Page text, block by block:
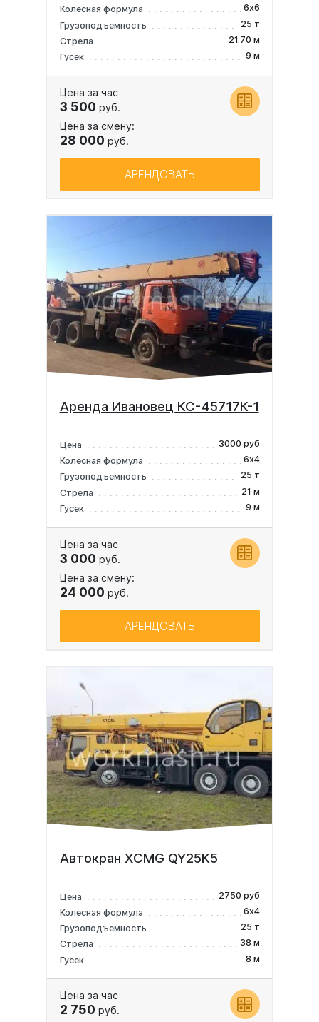
Колесная формула
6х6
Грузоподъемность
25 т
Стрела
21.70 м
Гусек
9 м
Цена за час
3 500 руб.
Цена за смену:
28 000 руб.
АРЕНДОВАТЬ
Аренда Ивановец КС-45717К-1
Цена
3000 руб
Колесная формула
6х4
Грузоподъемность
25 т
Стрела
21 м
Гусек
9 м
Цена за час
3 000 руб.
Цена за смену:
24 000 руб.
АРЕНДОВАТЬ
Автокран XCMG QY25K5
Цена
2750 руб
Колесная формула
6х4
Грузоподъемность
25 т
Стрела
38 м
Гусек
8 м
Цена за час
2 750 руб.